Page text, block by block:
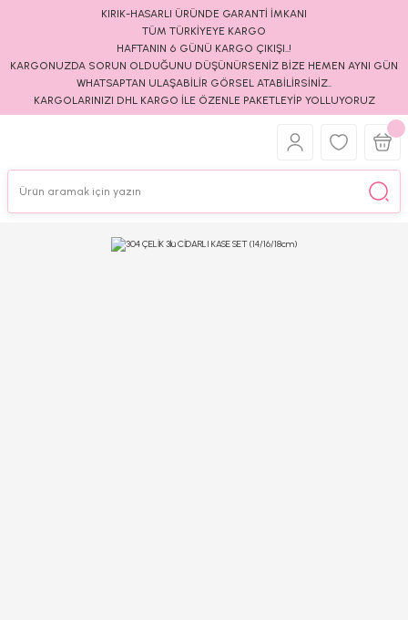
KIRIK-HASARLI ÜRÜNDE GARANTİ İMKANI
TÜM TÜRKİYEYE KARGO
HAFTANIN 6 GÜNÜ KARGO ÇIKIŞI..!
KARGONUZDA SORUN OLDUĞUNU DÜŞÜNÜRSENİZ BİZE HEMEN AYNI GÜN
WHATSAPTAN ULAŞABİLİR GÖRSEL ATABİLİRSİNİZ..
KARGOLARINIZI DHL KARGO İLE ÖZENLE PAKETLEYİP YOLLUYORUZ